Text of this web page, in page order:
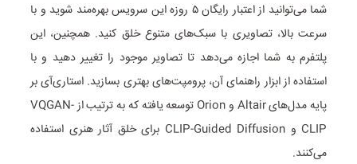
شما می‌توانید از اعتبار رایگان ۵ روزه این سرویس بهره‌مند شوید و با
سرعت بالا، تصاویری با سبک‌های متنوع خلق کنید. همچنین، این
پلتفرم به شما اجازه می‌دهد تا تصاویر موجود را تغییر دهید و با
استفاده از ابزار راهنمای آن، پرومپت‌های بهتری بسازید. استاری‌آی بر
پایه مدل‌های Altair و Orion توسعه یافته که به ترتیب از VQGAN-
CLIP و CLIP-Guided Diffusion برای خلق آثار هنری استفاده
می‌کنند.